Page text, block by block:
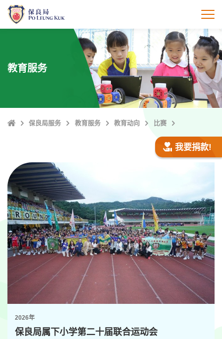
打
教育服务
Home保良局服务 教育服务 教育动向 比赛
我要捐款!
2026年
保良局属下小学第二十届联合运动会